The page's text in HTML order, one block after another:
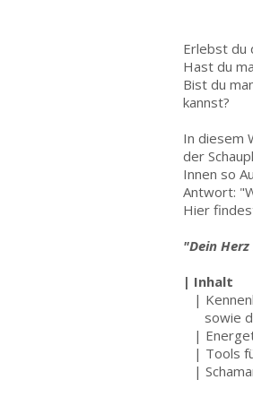
Erlebst du
Hast du
Bist du
kannst?
In diesem
der
Innen so
Antwort:
Hier
"Dein
| Inhalt
|
sowie
|
| Tools
|